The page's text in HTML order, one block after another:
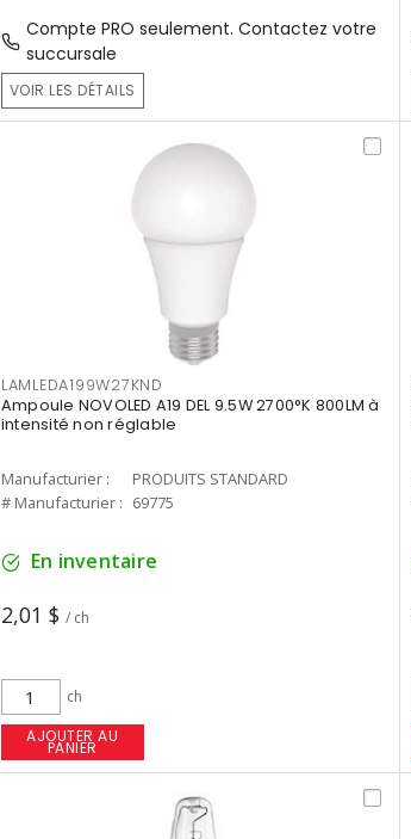
Compte PRO seulement. Contactez votre
succursale
VOIR LES DÉTAILS
LAMLEDA199W27KND
Ampoule NOVOLED A19 DEL 9.5W 2700°K 800LM à
intensité non réglable
Manufacturier :
PRODUITS STANDARD
# Manufacturier : 69775
En inventaire
2,01 $ / ch
ch
AJOUTER AU
PANIER